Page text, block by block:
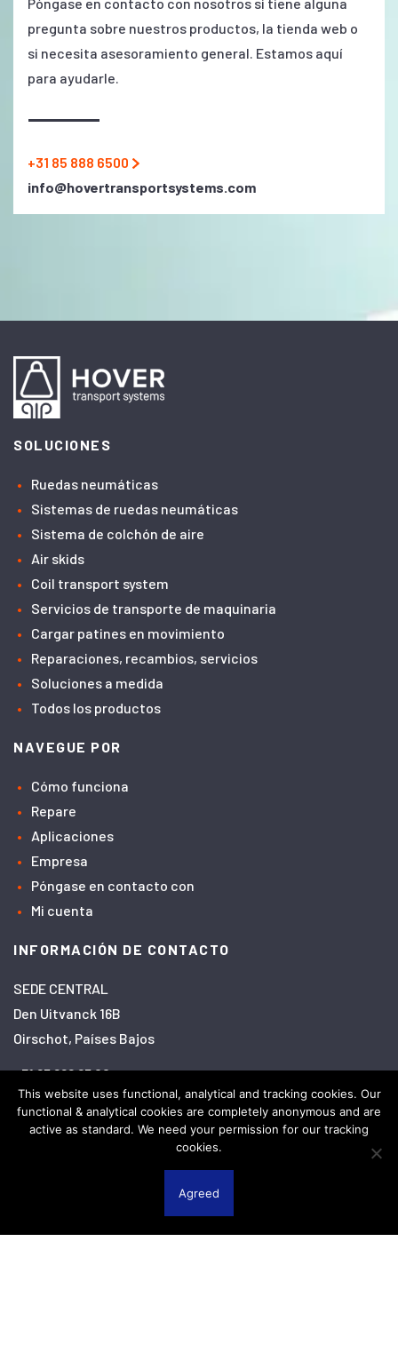
pregunta sobre nuestros productos, la tienda web o
si necesita asesoramiento general. Estamos aquí
para ayudarle.
+31 85 888 6500
info@hovertransportsystems.com
SOLUCIONES
Ruedas neumáticas
Sistemas de ruedas neumáticas
Sistema de colchón de aire
Air skids
Coil transport system
Servicios de transporte de maquinaria
Cargar patines en movimiento
Reparaciones, recambios, servicios
Soluciones a medida
Todos los productos
NAVEGUE POR
Cómo funciona
Repare
Aplicaciones
Empresa
Póngase en contacto con
Mi cuenta
INFORMACIÓN DE CONTACTO
SEDE CENTRAL
Den Uitvanck 16B
Oirschot, Países Bajos
+31 85 888 65 00
info@hovertransportsystems.com
Descargo de responsabilidad
Política de privacidad
This website uses functional, analytical and tracking cookies. Our
functional & analytical cookies are completely anonymous and are
active as standard. We need your permission for our tracking
cookies.
Agreed